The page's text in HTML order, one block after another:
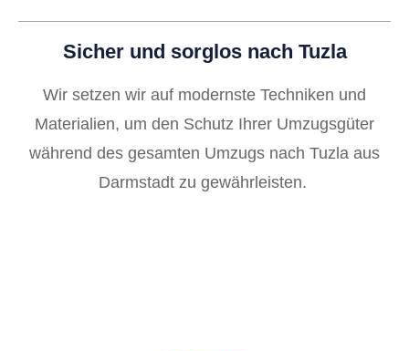
Sicher und sorglos nach Tuzla
Wir setzen wir auf modernste Techniken und
Materialien, um den Schutz Ihrer Umzugsgüter
während des gesamten Umzugs nach Tuzla aus
Darmstadt zu gewährleisten.